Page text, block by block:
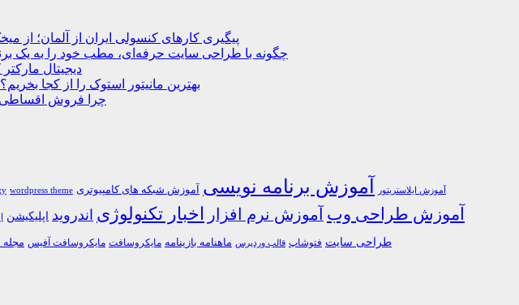
پیگیری کارهای کنسولی ایران از آلمان؛ از
چگونه با طراحی سایت حرفه‌ای، مطب خود را به یک
دیجیتال
بهترین مانیتور استوک را از کجا
چرا فروش اقساطی
wordpress theme آموزش ایلاستریتور آموزش برنامه نویسی آموزش شبکه های کامپیوتری
آموزش طراحی وب آموزش نرم افزار اخبار تکنولوژی اندروید اپلیکیشن
طراحی سایت فتوشاپ قالب وردپرس ماهنامه بازینامه مایکروسافت مایکروسافت آفیس مجله